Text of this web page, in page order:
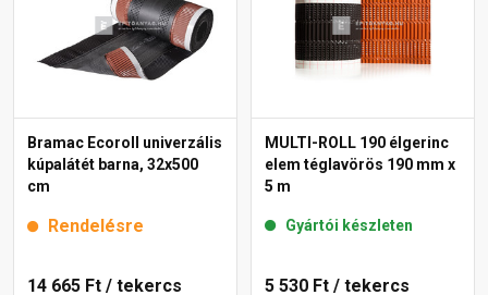
Bramac Ecoroll univerzális
kúpalátét barna, 32x500
cm
Rendelésre
14 665 Ft / tekercs
MULTI-ROLL 190 élgerinc
elem téglavörös 190 mm x
5 m
Gyártói készleten
5 530 Ft / tekercs